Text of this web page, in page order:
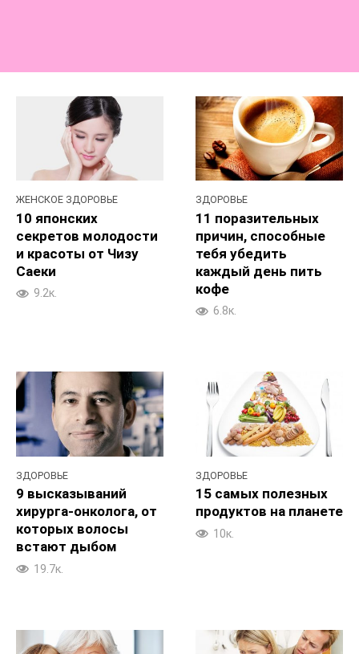
ЖЕНСКОЕ ЗДОРОВЬЕ
10 японских
секретов молодости
и красоты от Чизу
Саеки
9.2к.
ЗДОРОВЬЕ
11 поразительных
причин, способные
тебя убедить
каждый день пить
кофе
6.8к.
ЗДОРОВЬЕ
9 высказываний
хирурга-онколога, от
которых волосы
встают дыбом
19.7к.
ЗДОРОВЬЕ
15 самых полезных
продуктов на планете
10к.